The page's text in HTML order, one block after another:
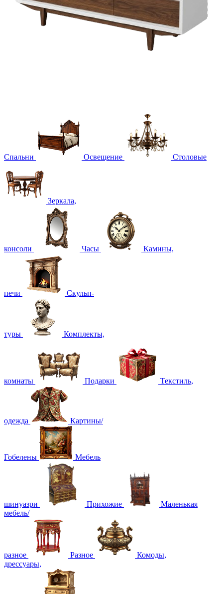
Спальни Освещение Столовые
Зеркала,
консоли Часы Камины,
печи Скульп-
туры Комплекты,
комнаты Подарки Текстиль,
одежда Картины/
Гобелены Мебель
шинуазри Прихожие
Маленькая
мебель/
разное Разное
Комоды,
дрессуары,